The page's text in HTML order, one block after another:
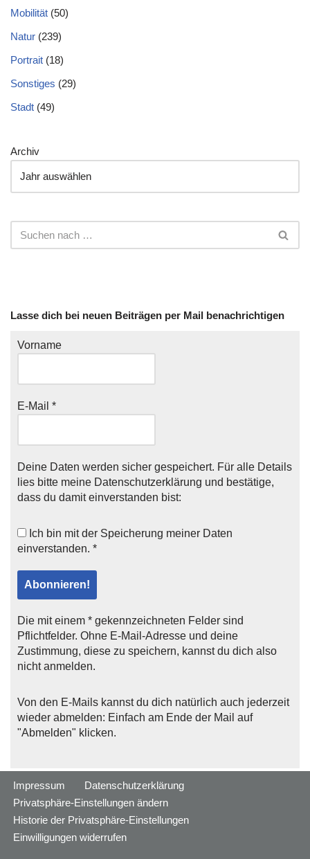
Mobilität (50)
Natur (239)
Portrait (18)
Sonstiges (29)
Stadt (49)
Archiv
Lasse dich bei neuen Beiträgen per Mail benachrichtigen
Vorname
E-Mail *
Deine Daten werden sicher gespeichert. Für alle Details
lies bitte meine Datenschutzerklärung und bestätige,
dass du damit einverstanden bist:
Ich bin mit der Speicherung meiner Daten
einverstanden. *
Die mit einem * gekennzeichneten Felder sind
Pflichtfelder. Ohne E-Mail-Adresse und deine
Zustimmung, diese zu speichern, kannst du dich also
nicht anmelden.
Von den E-Mails kannst du dich natürlich auch jederzeit
wieder abmelden: Einfach am Ende der Mail auf
"Abmelden" klicken.
Impressum
Datenschutzerklärung
Privatsphäre-Einstellungen ändern
Historie der Privatsphäre-Einstellungen
Einwilligungen widerrufen